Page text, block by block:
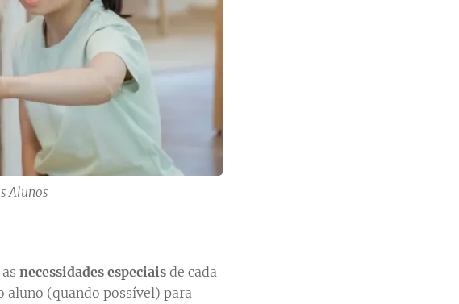
Alunos
necessidades especiaisde cada
aluno (quando possível) para